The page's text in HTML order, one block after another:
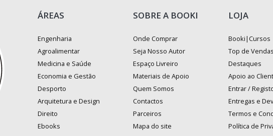
ÁREAS
Engenharia
Agroalimentar
Medicina e Saúde
Economia e Gestão
Desporto
Arquitetura e Design
Direito
Ebooks
SOBRE A BOOKI
Onde Comprar
Seja Nosso Autor
Espaço Livreiro
Materiais de Apoio
Quem Somos
Contactos
Parceiros
Mapa do site
LOJA
Booki|Cursos
Top de Vendas
Destaques
Apoio ao
Entrar /
Entregas e
Termos e
Política de